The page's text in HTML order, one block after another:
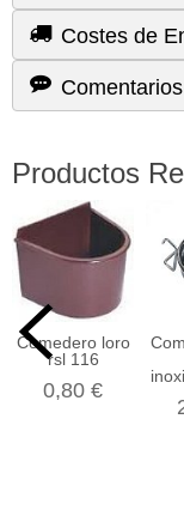
Costes de
Comentarios
Productos
Comedero loro
rsl 116
0,80 €